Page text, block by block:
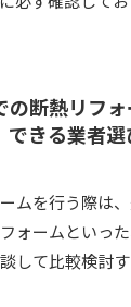
の断熱リフ
できる業者選
ムを行う際は
ォームといっ
して比較検討